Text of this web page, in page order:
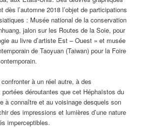
dès l’automne 2018 l’objet de participations
: Musée national de la conservation
jalon sur les Routes de la Soie, pour
au livre d’artiste Est – Ouest » et musée
de Taoyuan (Taiwan) pour la Foire
à un réel autre, à des
déroutantes que cet Héphaïstos du
à connaître et au voisinage desquels son
des impressions et lumières d’une nature
imperceptibles.